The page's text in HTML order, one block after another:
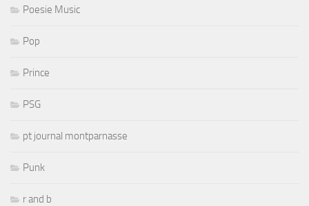
Poesie Music
Pop
Prince
PSG
pt journal montparnasse
Punk
r and b